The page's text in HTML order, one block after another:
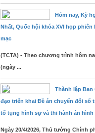
Hôm nay, Kỳ
Nhất, Quốc hội khóa XVI họp phiên
mạc
(TCTA) - Theo chương trình hôm
(ngày ...
Thành lập Ban
đạo triển khai Đề án chuyển đổi số
tố tụng hình sự và thi hành án hình
Ngày 20/4/2026, Thủ tướng Chính